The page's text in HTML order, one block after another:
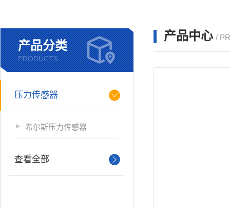
产品分类
PRODUCTS
压力传感器
希尔斯压力传感器
查看全部
产品中心 /